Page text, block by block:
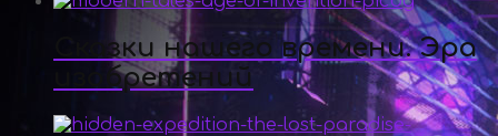
Сказки нашего времени. Эра
изобретений